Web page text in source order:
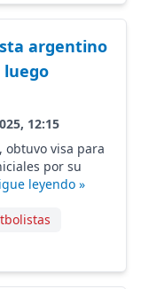
argentino
luego
12:15
obtuvo visa para
por su
leyendo »